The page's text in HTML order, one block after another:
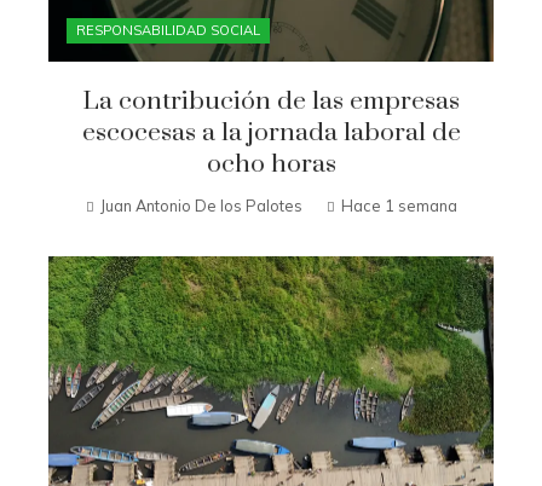
RESPONSABILIDAD SOCIAL
La contribución de las empresas
escocesas a la jornada laboral de
ocho horas
Juan Antonio De los Palotes Hace 1 semana